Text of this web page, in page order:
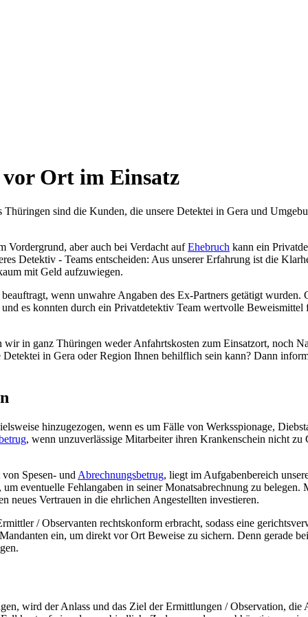
Ort im Ein­satz
sind die Kun­den, die unse­re Detek­tei in Gera und
Vor­der­grund, aber auch bei Ver­dacht aufEhe­bruch kann ein
Detek­tiv - Teams ent­schei­den: Aus unse­rer Erfah­rung ist die
mit Geld auf­zu­wie­gen.
beauf­tragt, wenn unwah­re Anga­ben des Ex-Part­ners getä­tigt wur­den.
es konn­ten durch ein Pri­vat­de­tek­tiv Team wert­vol­le
in ganz Thü­rin­gen weder Anfahrts­kos­ten zum Ein­satz­ort, noch
in Gera oder Regi­on Ihnen behilf­lich sein kann? Dann
hin­zu­ge­zo­gen, wenn es um Fäl­le von Werks­spio­na­ge,
, wenn unzu­ver­läs­si­ge Mit­ar­bei­ter ihren Kran­ken­schein nicht
Spe­sen- und Abrech­nungs­be­trug, liegt im Auf­ga­ben­be­reich
even­tu­el­le Fehl­an­ga­ben in sei­ner Monats­ab­rech­nung zu
neu­es Ver­trau­en in die ehr­li­chen Ange­stell­ten inves­tie­ren.
/ Obser­van­ten rechts­kon­form erbracht, sodass eine
ein, um direkt vor Ort Bewei­se zu sichern. Denn gera­de
wird der Anlass und das Ziel der Ermitt­lun­gen / Obser­va­ti­on,